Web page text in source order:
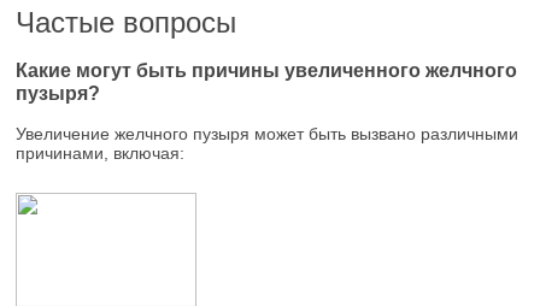
Частые вопросы
Какие могут быть причины увеличенного желчного
пузыря?
Увеличение желчного пузыря может быть вызвано различными
причинами, включая: